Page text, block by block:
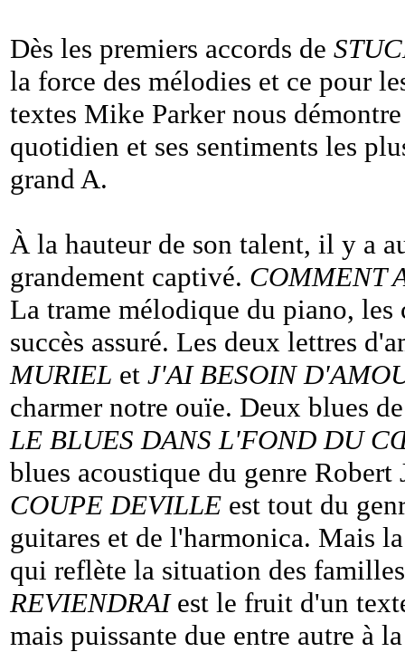
Dès les premiers accords de
la force des mélodies et ce pour
textes Mike Parker nous
quotidien et ses sentiments les
grand A.
À la hauteur de son talent, il y a
grandement captivé. COMMENT
La trame mélodique du piano,
succès assuré. Les deux lettres
MURIEL et J'AI BESOIN
charmer notre ouïe. Deux blues
LE BLUES DANS L'FOND DU
blues acoustique du genre
COUPE DEVILLE est tout du
guitares et de l'harmonica. Mais
qui reflète la situation des
REVIENDRAIest le fruit d'un
mais puissante due entre autre à